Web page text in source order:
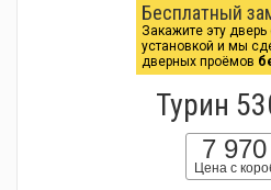
Бесплатный
Закажите эту дверь
установкой и мы
дверных проёмов
Турин
7
Цена с